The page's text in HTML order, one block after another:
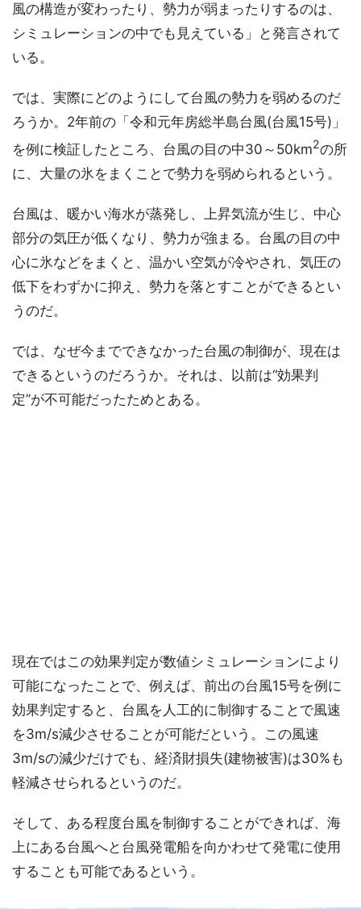
風の構造が変わったり、勢力が弱まったりするのは、
シミュレーションの中でも見えている」と発言されて
いる。
では、実際にどのようにして台風の勢力を弱めるのだ
ろうか。2年前の「令和元年房総半島台風(台風15号)」
を例に検証したところ、台風の目の中30～50km2の所
に、大量の氷をまくことで勢力を弱められるという。
台風は、暖かい海水が蒸発し、上昇気流が生じ、中心
部分の気圧が低くなり、勢力が強まる。台風の目の中
心に氷などをまくと、温かい空気が冷やされ、気圧の
低下をわずかに抑え、勢力を落とすことができるとい
うのだ。
では、なぜ今までできなかった台風の制御が、現在は
できるというのだろうか。それは、以前は“効果判
定”が不可能だったためとある。
現在ではこの効果判定が数値シミュレーションにより
可能になったことで、例えば、前出の台風15号を例に
効果判定すると、台風を人工的に制御することで風速
を3m/s減少させることが可能だという。この風速
3m/sの減少だけでも、経済財損失(建物被害)は30%も
軽減させられるというのだ。
そして、ある程度台風を制御することができれば、海
上にある台風へと台風発電船を向かわせて発電に使用
することも可能であるという。